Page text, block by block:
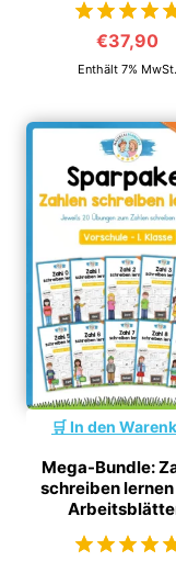
von 5
€37,90
Enthält 7% MwSt.
In den
Mega-Bundle:
schreiben